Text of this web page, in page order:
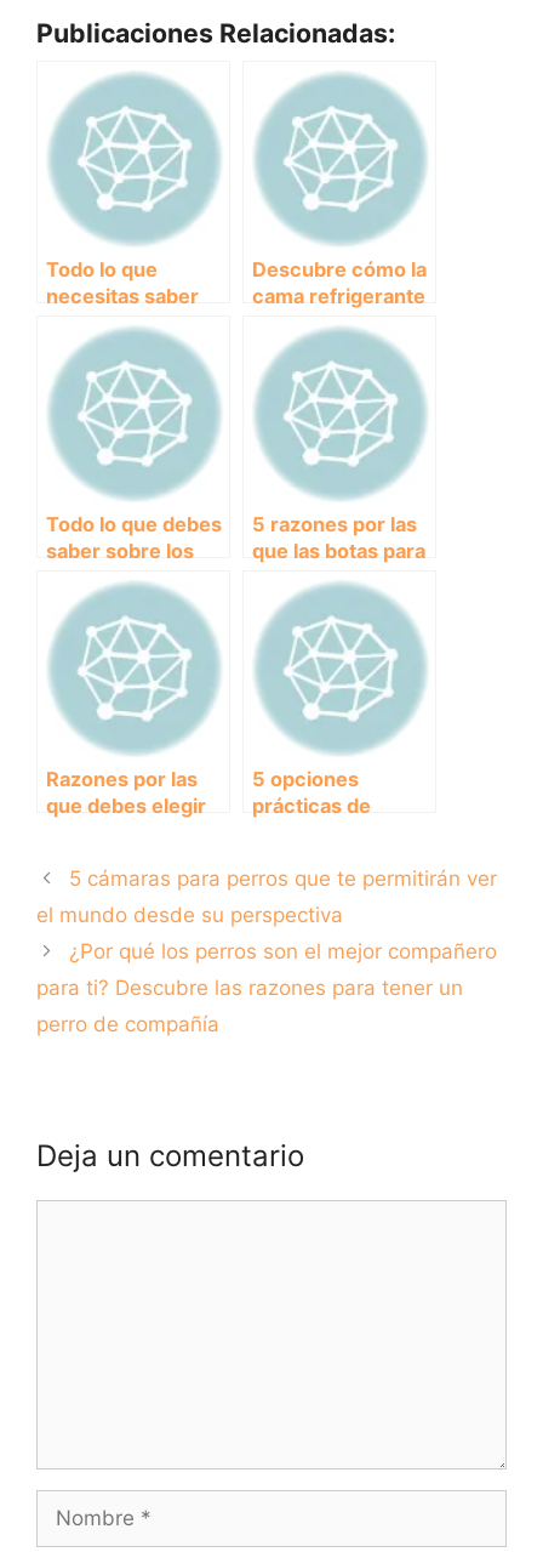
Publicaciones Relacionadas:
Todo lo que
necesitas saber
sobre el colchón
ortopédico para
perros: beneficios
recomendaciones
Descubre cómo la
cama refrigerante
para perros puede
mejorar la calidad
de vida de tu
mascota
Todo lo que debes
saber sobre los
perros de raza
‘Taza de Té’
5 razones por las
que las botas para
perros son
imprescindibles en
invierno
Razones por las
que debes elegir
5 opciones
prácticas de
perro en tus
salidas al aire libre
5 cámaras para perros que te permitirán ver
el mundo desde su perspectiva
¿Por qué los perros son el mejor compañero
para ti? Descubre las razones para tener un
perro de compañía
Deja un comentario